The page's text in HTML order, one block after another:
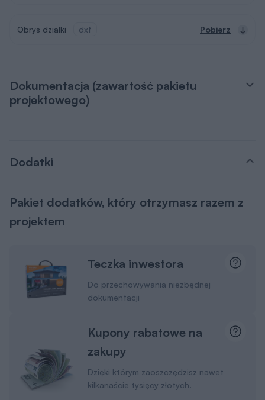
Obrys działki dxf Pobierz
Dokumentacja (zawartość pakietu
projektowego)
Dodatki
Pakiet dodatków, który otrzymasz razem z
projektem
Teczka inwestora
Do przechowywania niezbędnej
dokumentacji
Kupony rabatowe na
zakupy
Dzięki którym zaoszczędzisz nawet
kilkanaście tysięcy złotych.